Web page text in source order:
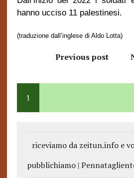
hanno ucciso 11 palestinesi.
(traduzione dall’inglese di Aldo Lotta)
Previous post
1
riceviamo da zeitun.info e
pubblichiamo |